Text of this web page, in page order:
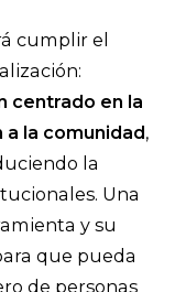
cumplir el
centrado en la
la comunidad,
la
Una
y su
que pueda
de personas